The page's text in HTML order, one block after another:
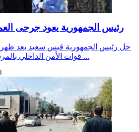
رئيس الجمهورية يعود جرحى
قوات الأمن الداخلي بالمرسى، للاطمئنان على حال ...